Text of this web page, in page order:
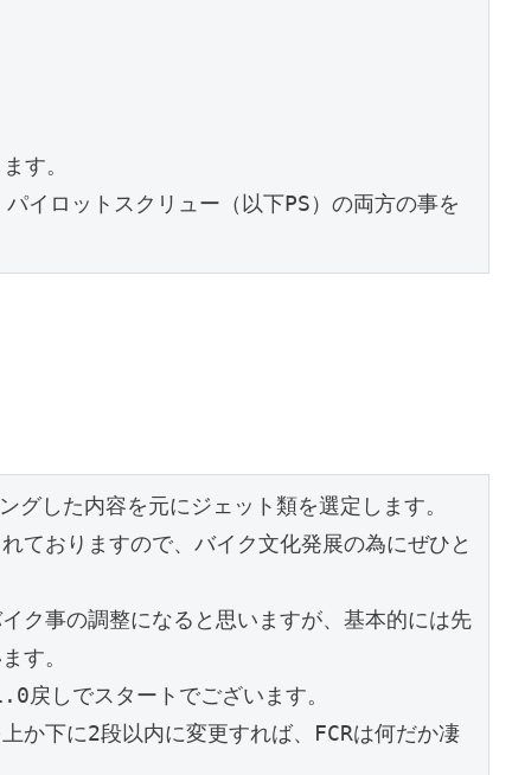
す。
イロットスクリュー（以下PS）の両方の事を
グした内容を元にジェット類を選定します。
ておりますので、バイク文化発展の為にぜひと
ク事の調整になると思いますが、基本的には先
す。
戻しでスタートでございます。
か下に2段以内に変更すれば、FCRは何だか凄